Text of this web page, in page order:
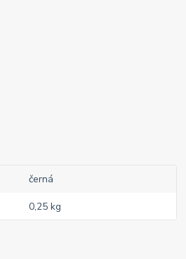
černá
0,25 kg